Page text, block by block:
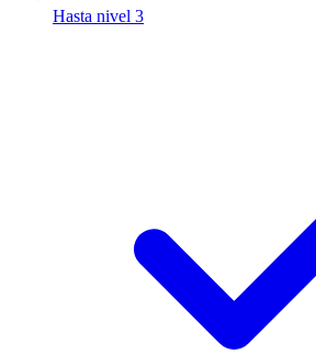
Hasta nivel 3